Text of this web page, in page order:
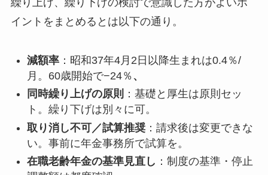
イントをまとめるとは以下の通り。
減額率：昭和37年4月2日以降生まれは0.4％/
月。60歳開始で−24％ 、
同時繰り上げの原則 ：基礎と厚生は原則セッ
ト。繰り下げは別々に可。
取り消し不可／試算推奨：請求後は変更できな
い。事前に年金事務所で試算を。
在職老齢年金の基準見直し ：制度の基準・停止